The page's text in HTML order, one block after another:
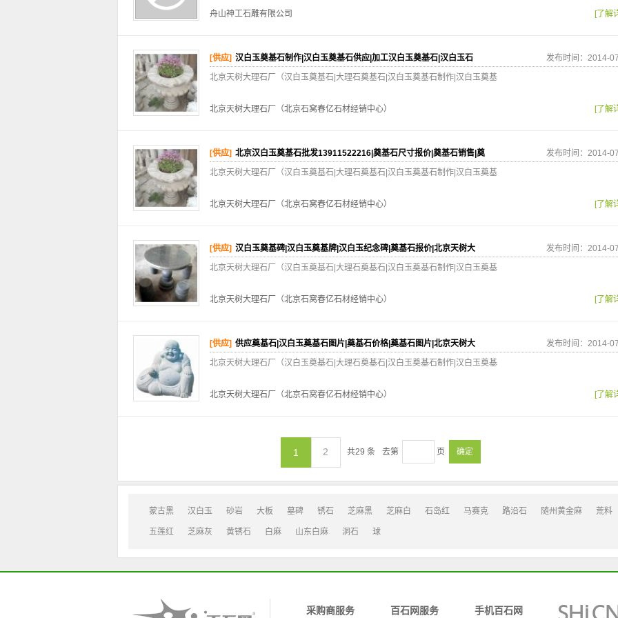
舟山神工石雕有限公司 [了解
[供应] 汉白玉奠基石制作|汉白玉奠基石供应|加工汉白玉奠基石|汉白玉石
发布时间：2014-
北京天树大理石厂（汉白玉奠基石|大理石奠基石|汉白玉奠基石制作|汉白玉奠基
北京天树大理石厂（北京石窝春亿石材经销中心） [了解
[供应] 北京汉白玉奠基石批发13911522216|奠基石尺寸报价|奠基石销售|奠
发布时间：2014-
北京天树大理石厂（汉白玉奠基石|大理石奠基石|汉白玉奠基石制作|汉白玉奠基
北京天树大理石厂（北京石窝春亿石材经销中心） [了解
[供应] 汉白玉奠基碑|汉白玉奠基牌|汉白玉纪念碑|奠基石报价|北京天树大
发布时间：2014-
北京天树大理石厂（汉白玉奠基石|大理石奠基石|汉白玉奠基石制作|汉白玉奠基
北京天树大理石厂（北京石窝春亿石材经销中心） [了解
[供应] 供应奠基石|汉白玉奠基石图片|奠基石价格|奠基石图片|北京天树大
发布时间：2014-
北京天树大理石厂（汉白玉奠基石|大理石奠基石|汉白玉奠基石制作|汉白玉奠基
北京天树大理石厂（北京石窝春亿石材经销中心） [了解
1 2 共29 条 去第 页 确定
蒙古黑 汉白玉 砂岩 大板 墓碑 锈石 芝麻黑 芝麻白 石岛红 马赛克 路沿石 随州黄金麻 荒料
五莲红 芝麻灰 黄锈石 白麻 山东白麻 洞石 球
采购商服务 百石网服务 手机百石网